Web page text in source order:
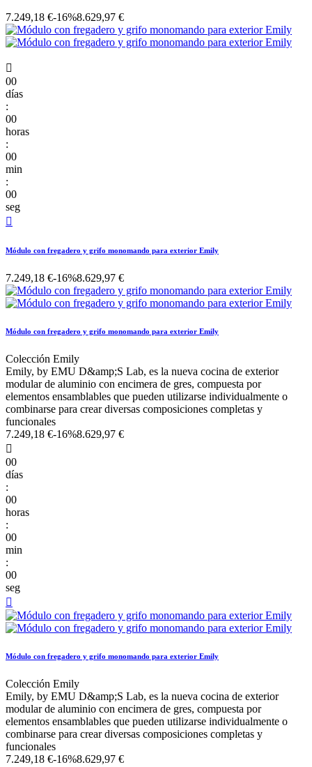
7.249,18 €-16%8.629,97 €

00
días
:
00
horas
:
00
min
:
00
seg

Módulo con fregadero y grifo monomando para exterior Emily
7.249,18 €-16%8.629,97 €
Módulo con fregadero y grifo monomando para exterior Emily
Colección Emily
Emily, by EMU D&amp;S Lab, es la nueva cocina de exterior
modular de aluminio con encimera de gres, compuesta por
elementos ensamblables que pueden utilizarse individualmente o
combinarse para crear diversas composiciones completas y
funcionales
7.249,18 €-16%8.629,97 €

00
días
:
00
horas
:
00
min
:
00
seg

Módulo con fregadero y grifo monomando para exterior Emily
Colección Emily
Emily, by EMU D&amp;S Lab, es la nueva cocina de exterior
modular de aluminio con encimera de gres, compuesta por
elementos ensamblables que pueden utilizarse individualmente o
combinarse para crear diversas composiciones completas y
funcionales
7.249,18 €-16%8.629,97 €